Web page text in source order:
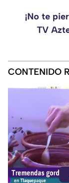
¡No te
TV
CONTENIDO